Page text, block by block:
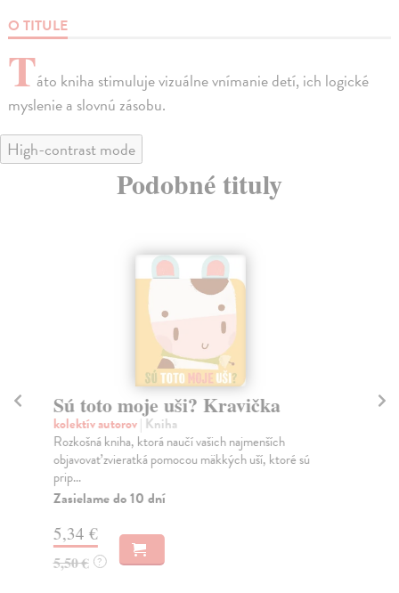
O TITULE
Táto kniha stimuluje vizuálne vnímanie detí, ich logické
myslenie a slovnú zásobu.
High-contrast mode
Podobné tituly
Sú toto moje uši? Kravička
kolektív autorov| Kniha
Rozkošná kniha, ktorá naučí vašich najmenších
objavovať zvieratká pomocou mäkkých uší, ktoré sú
prip...
Zasielame do 10 dní
5,34 €
5,50 € ?